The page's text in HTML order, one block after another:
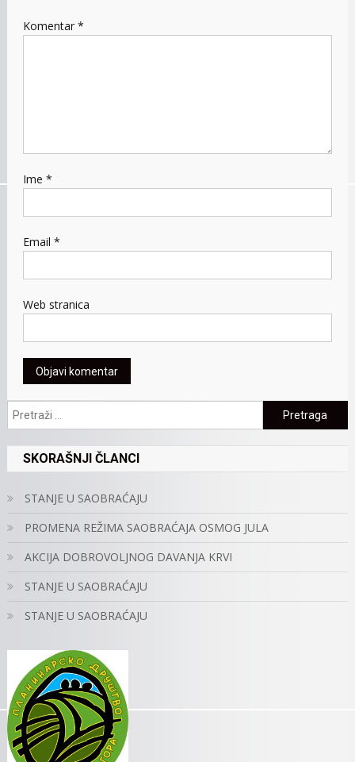
Komentar *
Ime *
Email *
Web stranica
Pretraga:
SKORAŠNJI ČLANCI
STANJE U SAOBRAĆAJU
PROMENA REŽIMA SAOBRAĆAJA OSMOG JULA
AKCIJA DOBROVOLJNOG DAVANJA KRVI
STANJE U SAOBRAĆAJU
STANJE U SAOBRAĆAJU